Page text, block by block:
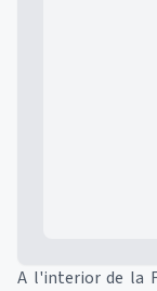
A l'interior de la